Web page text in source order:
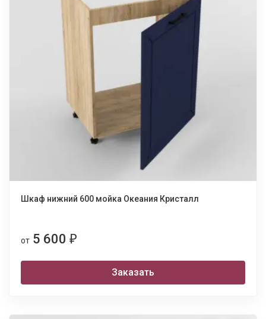
Шкаф нижний 600 мойка Океания Кристалл
от 5 600 ₽
Заказать